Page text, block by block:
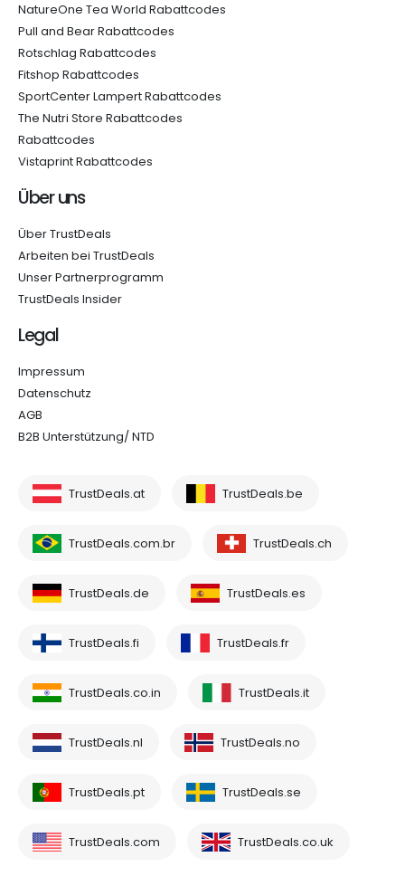
NatureOne Tea World Rabattcodes
Pull and Bear Rabattcodes
Rotschlag Rabattcodes
Fitshop Rabattcodes
SportCenter Lampert Rabattcodes
The Nutri Store Rabattcodes
Rabattcodes
Vistaprint Rabattcodes
Über uns
Über TrustDeals
Arbeiten bei TrustDeals
Unser Partnerprogramm
TrustDeals Insider
Legal
Impressum
Datenschutz
AGB
B2B Unterstützung/ NTD
TrustDeals.at TrustDeals.be
TrustDeals.com.br TrustDeals.ch
TrustDeals.de TrustDeals.es
TrustDeals.fi TrustDeals.fr
TrustDeals.co.in TrustDeals.it
TrustDeals.nl TrustDeals.no
TrustDeals.pt TrustDeals.se
TrustDeals.com TrustDeals.co.uk